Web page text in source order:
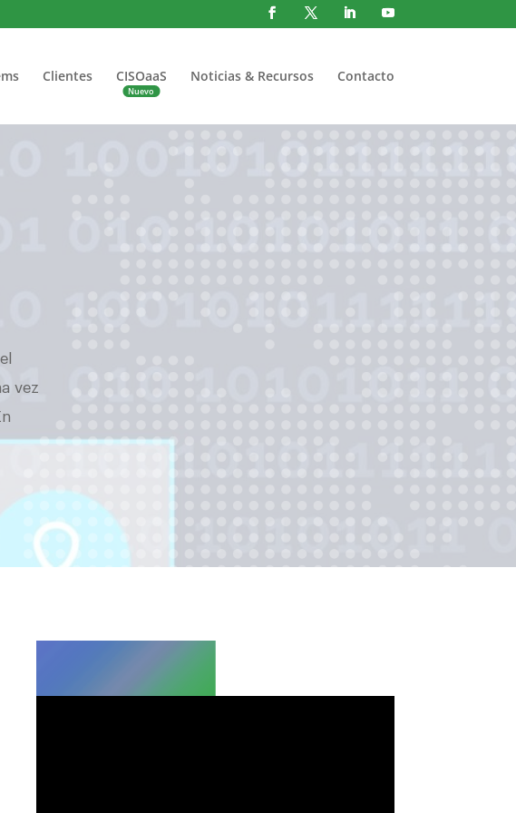
Clientes CISOaaS Noticias & Recursos Contacto
vez